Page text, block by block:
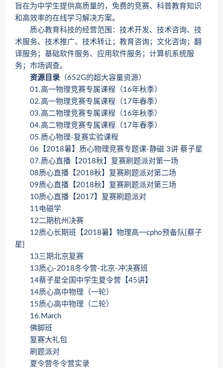
旨在为中学生提供高质量的，免费的竞赛、科普教育知识
和高效率的在线学习解决方案。
质心教育科技的经营范围：技术开发、技术咨询、技
术服务、技术推广、技术转让；教育咨询；文化咨询；翻
译服务；基础软件服务、应用软件服务；计算机系统服
务；市场调查。
资源目录 （652G的超大容量资源）
01.高一物理竞赛专属课程（16年秋季）
02.高一物理竞赛专属课程（17年春季）
03.高二物理竞赛专属课程（16年秋季）
04.高二物理竞赛专属课程（17年春季）
05.质心物理-复赛实验课程
06【2018暑】质心物理竞赛专题课-静磁 3讲 蔡子星
07.质心直播【2018秋】复赛刷题派对第一场
08质心直播【2018秋】复赛刷题派对第二场
09质心直播【2018秋】复赛刷题派对第三场
10质心直播【2017】复赛刷题派对
11电磁学
12二期杭州决赛
12质心长期班【2018暑】物理高一cpho预备队[蔡子
星]
13三期北京复赛
13质心-2018冬令营-北京-冲决赛班
14蔡子星全国中学生夏令营【45讲】
14质心高中物理（一轮）
15质心高中物理（二轮）
16.March
佛脚班
复赛大礼包
刷题派对
夏令营冬令营实录